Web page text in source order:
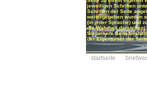
jeweiligen Schriften
Schriften der Seite
weitergegeben wurden
(in jeder Sprache) und
die Wahrheit
Sie unsere Seite
der Eigentümer der
startseite